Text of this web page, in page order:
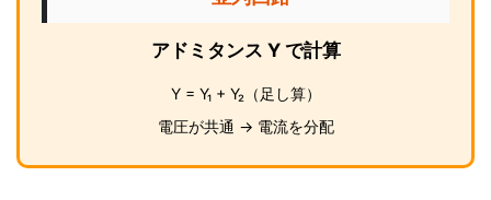
アドミタンス Y で計算
Y = Y₁ + Y₂（足し算）
電圧が共通 → 電流を分配